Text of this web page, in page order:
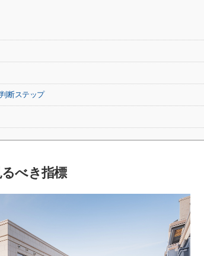
断ステップ
べき指標